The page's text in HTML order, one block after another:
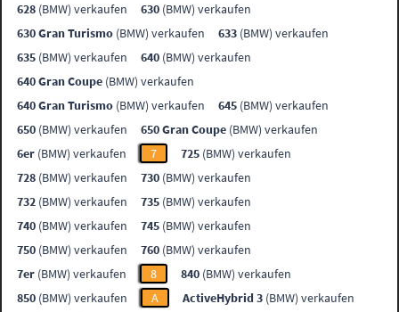
628 (BMW) verkaufen 630 (BMW) verkaufen
630 Gran Turismo (BMW) verkaufen 633 (BMW) verkaufen
635 (BMW) verkaufen 640 (BMW) verkaufen
640 Gran Coupe (BMW) verkaufen
640 Gran Turismo (BMW) verkaufen 645 (BMW) verkaufen
650 (BMW) verkaufen 650 Gran Coupe (BMW) verkaufen
6er (BMW) verkaufen 7 725 (BMW) verkaufen
728 (BMW) verkaufen 730 (BMW) verkaufen
732 (BMW) verkaufen 735 (BMW) verkaufen
740 (BMW) verkaufen 745 (BMW) verkaufen
750 (BMW) verkaufen 760 (BMW) verkaufen
7er (BMW) verkaufen 8 840 (BMW) verkaufen
850 (BMW) verkaufen A ActiveHybrid 3 (BMW) verkaufen